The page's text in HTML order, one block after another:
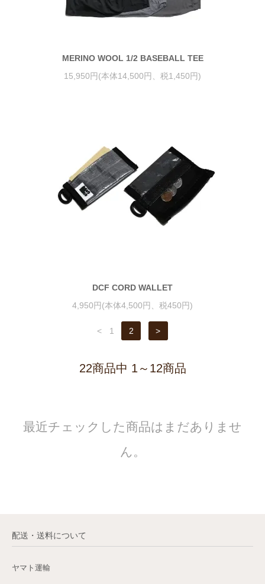
MERINO WOOL 1/2 BASEBALL TEE
15,950円(本体14,500円、税1,450円)
DCF CORD WALLET
4,950円(本体4,500円、税450円)
< 1 2 >
22商品中 1～12商品
最近チェックした商品はまだありませ
ん。
配送・送料について
ヤマト運輸